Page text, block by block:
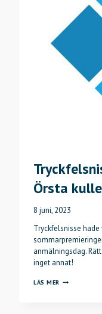
Örsta
8 juni, 2023
Tryckfelsnisse
anmälningsdag.
inget annat!
LÄS MER